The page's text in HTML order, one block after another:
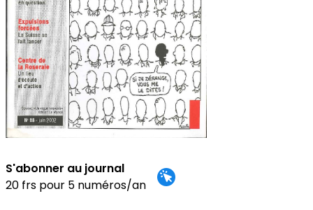
S'abonner au journal
20 frs pour 5 numéros/an